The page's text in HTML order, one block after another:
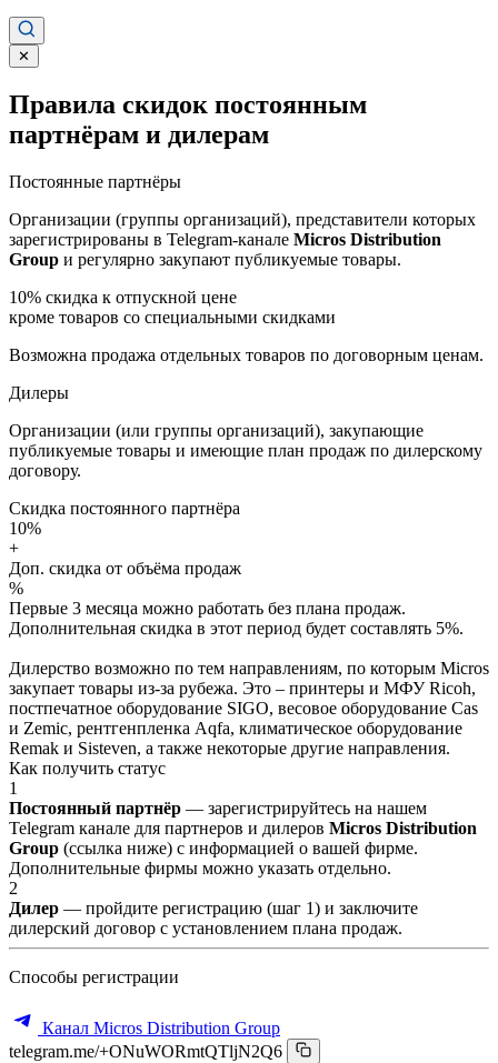
✕
Правила скидок постоянным
партнёрам и дилерам
Постоянные партнёры
Организации (группы организаций), представители которых
зарегистрированы в Telegram-канале Micros Distribution
Group и регулярно закупают публикуемые товары.
10% скидка к отпускной цене
кроме товаров со специальными скидками
Возможна продажа отдельных товаров по договорным ценам.
Дилеры
Организации (или группы организаций), закупающие
публикуемые товары и имеющие план продаж по дилерскому
договору.
Скидка постоянного партнёра
10%
+
Доп. скидка от объёма продаж
%
Первые 3 месяца можно работать без плана продаж.
Дополнительная скидка в этот период будет составлять 5%.
Дилерство возможно по тем направлениям, по которым Micros
закупает товары из-за рубежа. Это – принтеры и МФУ Ricoh,
постпечатное оборудование SIGO, весовое оборудование Cas
и Zemic, рентгенпленка Aqfa, климатическое оборудование
Remak и Sisteven, а также некоторые другие направления.
Как получить статус
1
Постоянный партнёр — зарегистрируйтесь на нашем
Telegram канале для партнеров и дилеров Micros Distribution
Group (ссылка ниже) с информацией о вашей фирме.
Дополнительные фирмы можно указать отдельно.
2
Дилер — пройдите регистрацию (шаг 1) и заключите
дилерский договор с установлением плана продаж.
Способы регистрации
Канал Micros Distribution Group
telegram.me/+ONuWORmtQTljN2Q6